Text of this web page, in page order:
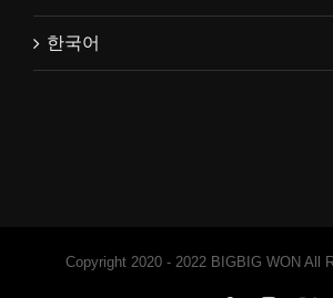
한국어
Copyright 2020 - 2022 BIGBIG WON All